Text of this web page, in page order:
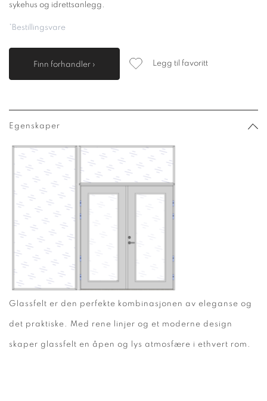
sykehus og idrettsanlegg.
*Bestillingsvare
Finn forhandler › Legg til favoritt
Egenskaper
Glassfelt er den perfekte kombinasjonen av eleganse og
det praktiske. Med rene linjer og et moderne design
skaper glassfelt en åpen og lys atmosfære i ethvert rom.